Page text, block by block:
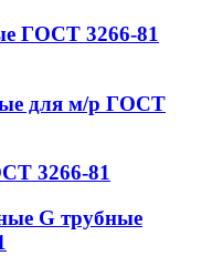
ГОСТ 3266-81
для м/р ГОСТ
3266-81
G трубные